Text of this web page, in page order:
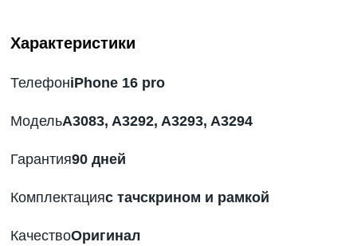
Характеристики
ТелефонiPhone 16 pro
МодельA3083, A3292, A3293, A3294
Гарантия90 дней
Комплектацияс тачскрином и рамкой
КачествоОригинал